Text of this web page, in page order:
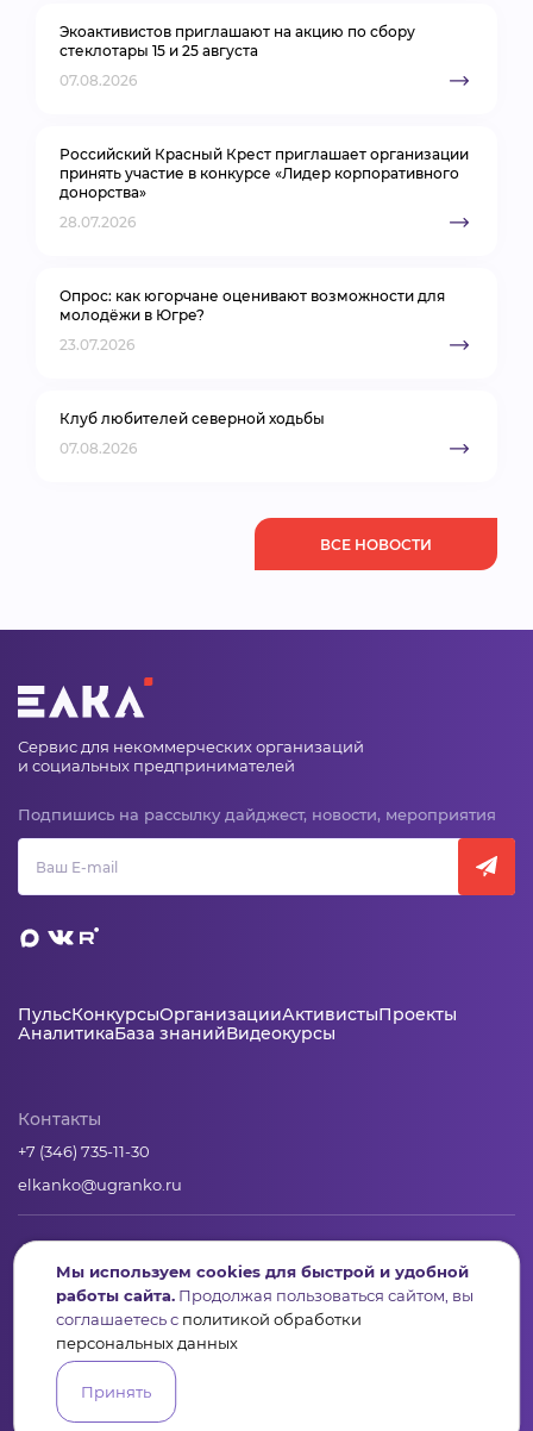
Экоактивистов приглашают на акцию по сбору
стеклотары 15 и 25 августа
07.08.2026
Российский Красный Крест приглашает организации
принять участие в конкурсе «Лидер корпоративного
донорства»
28.07.2026
Опрос: как югорчане оценивают возможности для
молодёжи в Югре?
23.07.2026
Клуб любителей северной ходьбы
07.08.2026
ВСЕ НОВОСТИ
Сервис для некоммерческих организаций
и социальных предпринимателей
Подпишись на рассылку дайджест, новости, мероприятия
ПульсКонкурсыОрганизацииАктивистыПроекты
АналитикаБаза знанийВидеокурсы
Контакты
+7 (346) 735-11-30
elkanko@ugranko.ru
Адрес
628011, Россия, Ханты-Мансийский автономный округ – Югра,
г. Ханты-Мансийск, ул. Светлая 36
Юридическая информация
Региональный грантооператор Фонд «Центр гражданских и
Мы используем cookies для быстрой и удобной
работы сайта. Продолжая пользоваться сайтом, вы
соглашаетесь с политикой обработки
персональных данных
Принять